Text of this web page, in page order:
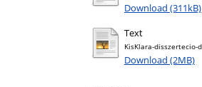
Download (311kB)
Text
KisKlara-disszertecio-
Download (2MB)